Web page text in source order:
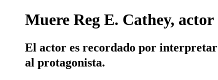
Muere Reg E. Cathey, actor
El actor es recordado por interpretar
al protagonista.